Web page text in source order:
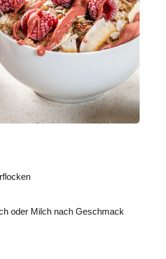
oder Milch nach Geschmack